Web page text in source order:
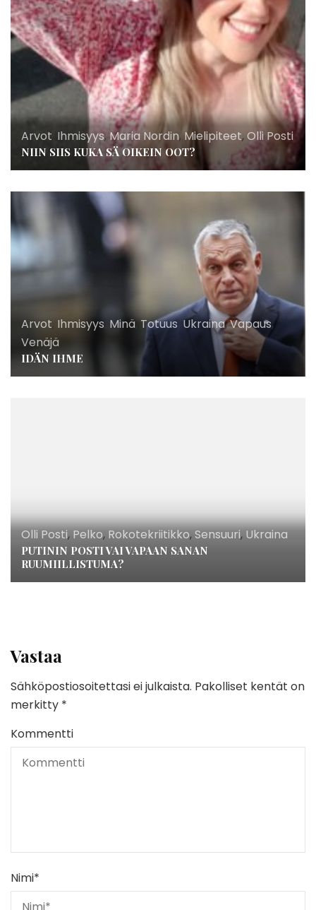
Arvot Ihmisyys,Maria Nordin,Mielipiteet,Olli Posti
NIIN SIIS KUKA SÄ OIKEIN OOT?
Arvot, Ihmisyys Minä,Totuus, Ukraina,Vapaus,
Venäjä
IDÄN IHME
Olli Posti, Pelko, Rokotekriitikko,Sensuuri, Ukraina
PUTININ POSTI VAI VAPAAN SANAN
RUUMIILLISTUMA?
Vastaa
Sähköpostiosoitettasi ei julkaista. Pakolliset kentät on
merkitty *
Kommentti
Nimi*